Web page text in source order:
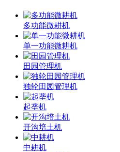
多功能微耕机
单一功能微耕机
田园管理机
独轮田园管理机
起垄机
开沟培土机
中耕机